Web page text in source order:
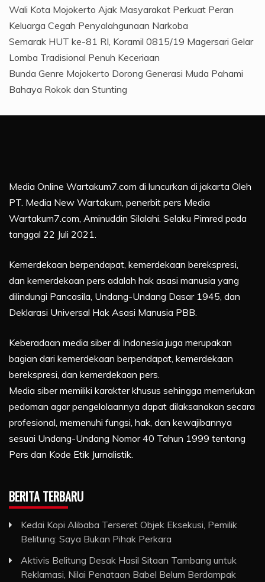
Wali Kota Mojokerto Ajak Masyarakat Perkuat Peran
Keluarga Cegah Penyalahgunaan Narkoba
Semarak HUT ke-81 RI, Koramil 0815/19 Magersari Gelar
Lomba Tradisional Penuh Keceriaan
Bunda Genre Mojokerto Dorong Generasi Muda Pahami
Bahaya Rokok dan Stunting
Media Online Wartakum7.com di luncurkan di jakarta Oleh
PT. Media New Wartakum, penerbit pers Media
Wartakum7.com, Aminuddin Silalahi. Selaku Pimred pada
tanggal 22 Juli 2021.
Kemerdekaan berpendapat, kemerdekaan berekspresi,
dan kemerdekaan pers adalah hak asasi manusia yang
dilindungi Pancasila, Undang-Undang Dasar 1945, dan
Deklarasi Universal Hak Asasi Manusia PBB.
Keberadaan media siber di Indonesia juga merupakan
bagian dari kemerdekaan berpendapat, kemerdekaan
berekspresi, dan kemerdekaan pers.
Media siber memiliki karakter khusus sehingga memerlukan
pedoman agar pengelolaannya dapat dilaksanakan secara
profesional, memenuhi fungsi, hak, dan kewajibannya
sesuai Undang-Undang Nomor 40 Tahun 1999 tentang
Pers dan Kode Etik Jurnalistik.
BERITA TERBARU
Kedai Kopi Alibaba Terseret Objek Eksekusi, Pemilik
Belitung: Saya Bukan Pihak Perkara
Aktivis Belitung Desak Hasil Sitaan Tambang untuk
Reklamasi, Nilai Penataan Babel Belum Berdampak